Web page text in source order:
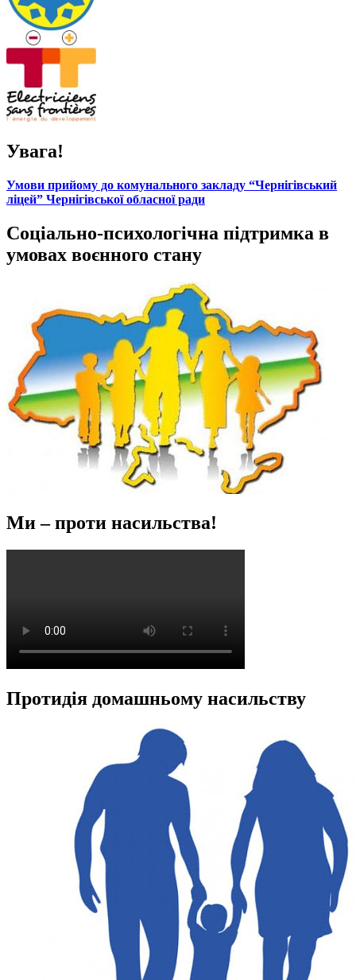
Увага!
Умови прийому до комунального закладу “Чернігівський
ліцей” Чернігівської обласної ради
Соціально-психологічна підтримка в
умовах воєнного стану
Ми – проти насильства!
Протидія домашньому насильству